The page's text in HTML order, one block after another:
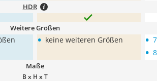
HDR
Weitere Größen
• keine weiteren Größen •
•
Maße
B x H x T